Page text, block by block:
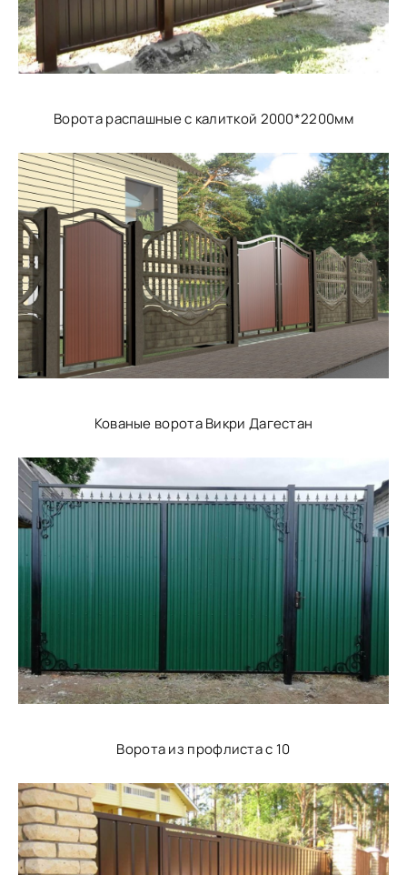
Ворота распашные с калиткой 2000*2200мм
Кованые ворота Викри Дагестан
Ворота из профлиста с 10